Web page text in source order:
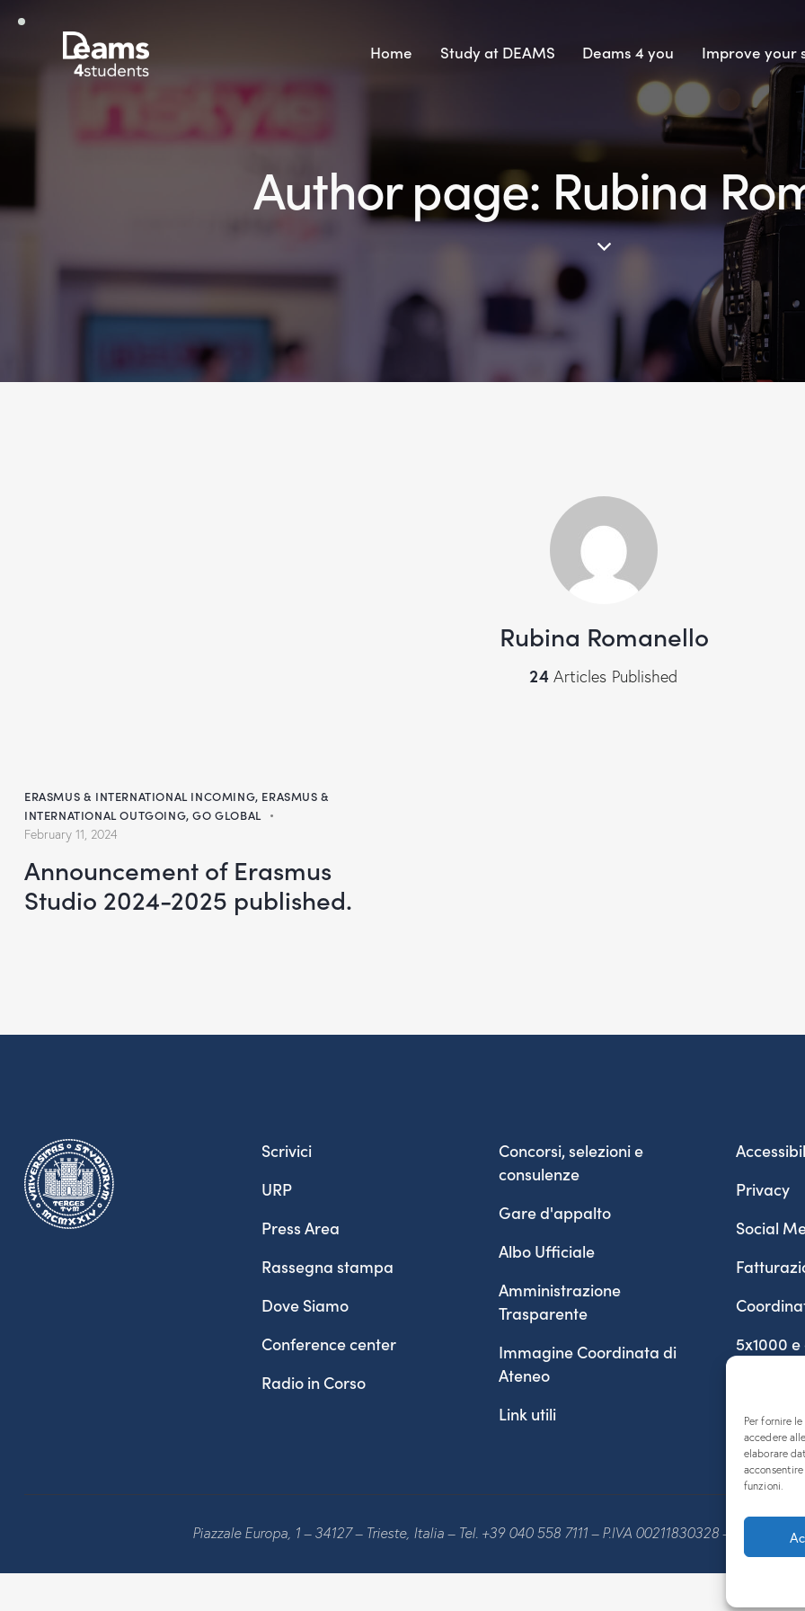
Per fornire
accedere
elaborare
funzioni.
Home Study at DEAMS Deams 4 you Improve your
Author page: Rubina
Rubina Romanello
24Articles Published
ERASMUS & INTERNATIONAL INCOMING, ERASMUS &
INTERNATIONAL OUTGOING,GO GLOBAL
February 11, 2024
Announcement of Erasmus
Studio 2024-2025 published.
Scrivici
URP
Press Area
Rassegna stampa
Dove Siamo
Conference center
Radio in Corso
Concorsi, selezioni e
consulenze
Gare d'appalto
Albo Ufficiale
Amministrazione
Trasparente
Immagine Coordinata di
Ateneo
Link utili
Privacy
Social
5x1000
Piazzale Europa, 1 – 34127 – Trieste, Italia – Tel. +39 040 558 7111 – P.IVA 00211830328 – C.F.